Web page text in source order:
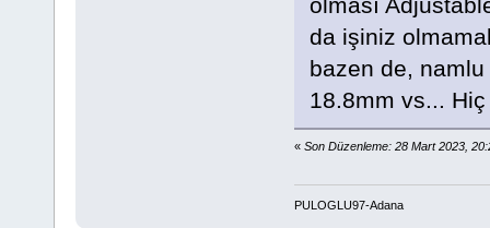
olması
da işiniz
bazen de,
18.8mm vs...
« Son Düzenleme: 28 Mart 2023,
PULOGLU97-Adana